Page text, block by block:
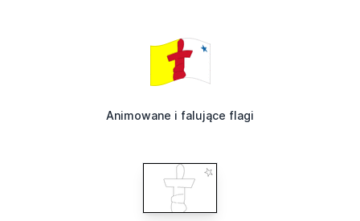
Animowane i falujące flagi